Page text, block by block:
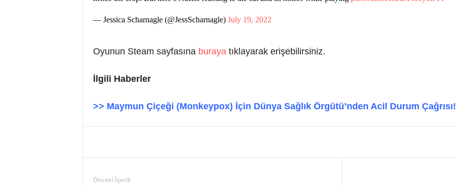
— Jessica Scharnagle (@JessScharnagle) July 19, 2022
Oyunun Steam sayfasına burayatıklayarak erişebilirsiniz.
İlgili Haberler
>> Maymun Çiçeği (Monkeypox) İçin Dünya Sağlık Örgütü’nden Acil Durum Çağrısı!
Önceki İçerik